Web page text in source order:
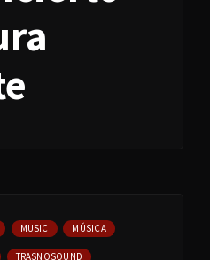
MUSIC MÚSICA
TRASNOSOUND